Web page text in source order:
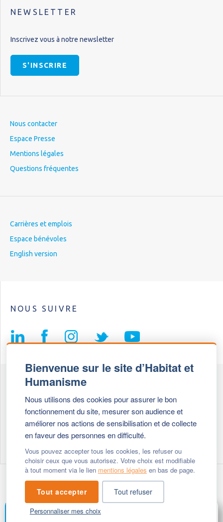
Bienvenue sur le site d’Habitat et
Humanisme
Nous utilisons des cookies pour assurer le bon
fonctionnement du site, mesurer son audience et
améliorer nos actions de sensibilisation et de collecte
en faveur des personnes en difficulté.
Vous pouvez accepter tous les cookies, les refuser ou
choisir ceux que vous autorisez. Votre choix est modifiable
à tout moment via le lien mentions légales en bas de page.
Tout accepter Tout refuser
Personnaliser mes choix
NEWSLETTER
Inscrivez vous à notre newsletter
S'INSCRIRE
Nous contacter
Espace Presse
Mentions légales
Questions fréquentes
Carrières et emplois
Espace bénévoles
English version
NOUS SUIVRE
69647 Caluire et Cuire cedex
+ 33 (0)4 72 27 42 58
- © 2026 Habitat & Humanisme